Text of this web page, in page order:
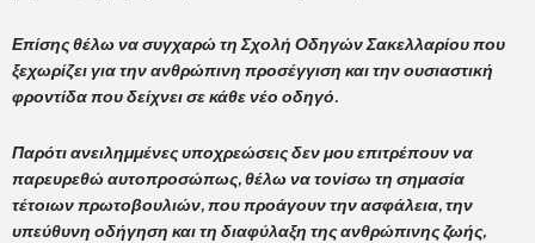
Επίσης θέλω να συγχαρώ τη Σχολή Οδηγών Σακελλαρίου που
ξεχωρίζει για την ανθρώπινη προσέγγιση και την ουσιαστική
φροντίδα που δείχνει σε κάθε νέο οδηγό.
Παρότι ανειλημμένες υποχρεώσεις δεν μου επιτρέπουν να
παρευρεθώ αυτοπροσώπως, θέλω να τονίσω τη σημασία
τέτοιων πρωτοβουλιών, που προάγουν την ασφάλεια, την
υπεύθυνη οδήγηση και τη διαφύλαξη της ανθρώπινης ζωής,